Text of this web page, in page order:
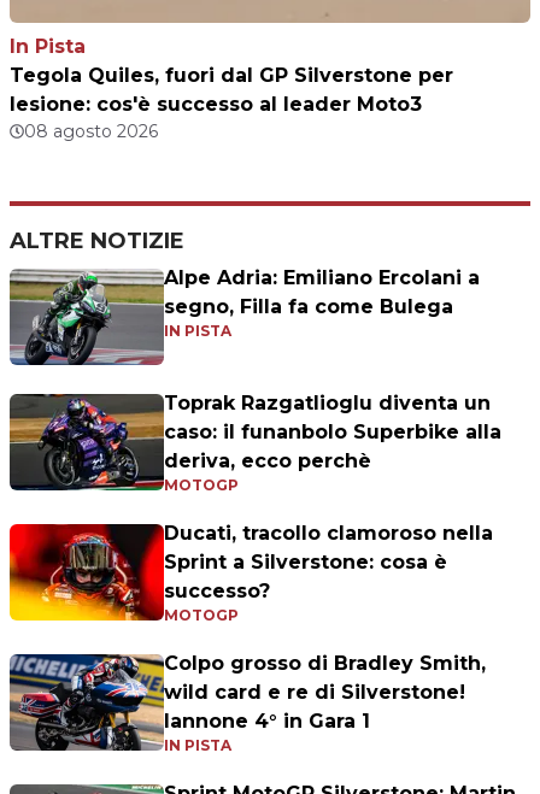
In Pista
Tegola Quiles, fuori dal GP Silverstone per
lesione: cos'è successo al leader Moto3
08 agosto 2026
ALTRE NOTIZIE
Alpe Adria: Emiliano Ercolani a
segno, Filla fa come Bulega
IN PISTA
Toprak Razgatlioglu diventa un
caso: il funanbolo Superbike alla
deriva, ecco perchè
MOTOGP
Ducati, tracollo clamoroso nella
Sprint a Silverstone: cosa è
successo?
MOTOGP
Colpo grosso di Bradley Smith,
wild card e re di Silverstone!
Iannone 4° in Gara 1
IN PISTA